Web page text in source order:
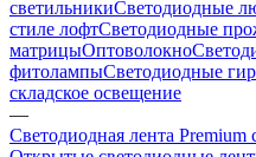
светильникиСветодиодные
стиле лофтСветодиодные
матрицыОптоволокно
фитолампыСветодиодные
складское освещение
—
Светодиодная лента Premium